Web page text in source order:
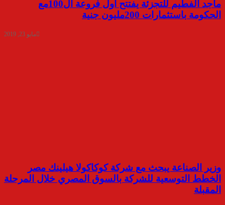
ماجد الفطيم للتجزئة يفتتح أول فروعة ال100مع
الحكومة باستثمارات 200مليون جنية
مايو 23, 2019
وزير الصناعة يبحث مع شركة كوكاكولا هيلينك مصر
الخطط التوسعية للشركة بالسوق المصري خلال المرحلة
المقبلة